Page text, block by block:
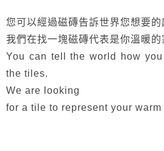
您可以經過磁磚告訴世界您想要的
我們在找一塊磁磚代表是你溫暖的
You can tell the world how
the tiles.
We are looking
for a tile to represent your warm